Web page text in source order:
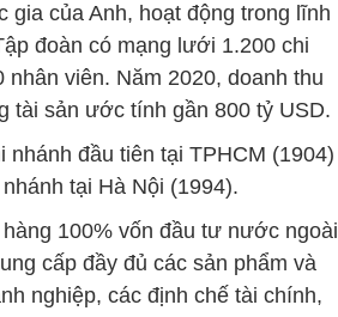
gia của Anh, hoạt động trong lĩnh
đoàn có mạng lưới 1.200 chi
viên. Năm 2020, doanh thu
tài sản ước tính gần 800 tỷ USD.
đầu tiên tại TPHCM (1904)
tại Hà Nội (1994).
100% vốn đầu tư nước ngoài
cấp đầy đủ các sản phẩm và
nghiệp, các định chế tài chính,